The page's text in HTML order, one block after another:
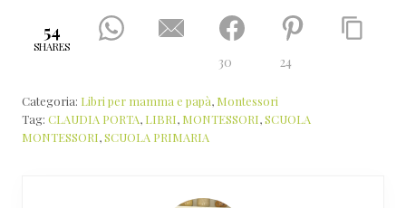
54
SHARES
30 24
Categoria: Libri per mamma e papà, Montessori
Tag: CLAUDIA PORTA, LIBRI, MONTESSORI,SCUOLA
MONTESSORI,SCUOLA PRIMARIA